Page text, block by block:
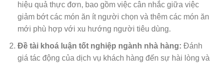
hiệu quả thực đơn, bao gồm việc cân nhắc giữa việc
giảm bớt các món ăn ít người chọn và thêm các món ăn
mới phù hợp với xu hướng người tiêu dùng.
Đề tài khoá luận tốt nghiệp ngành nhà hàng: Đánh
giá tác động của dịch vụ khách hàng đến sự hài lòng và